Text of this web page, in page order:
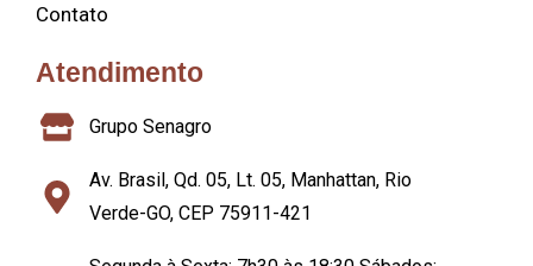
Contato
Atendimento
Grupo Senagro
Av. Brasil, Qd. 05, Lt. 05, Manhattan, Rio
Verde-GO, CEP 75911-421